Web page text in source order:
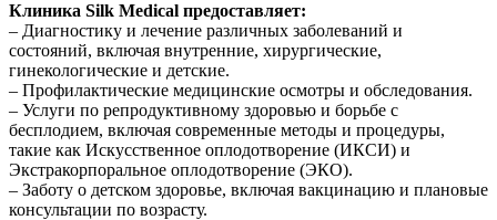
Клиника Silk Medical предоставляет:
– Диагностику и лечение различных заболеваний и
состояний, включая внутренние, хирургические,
гинекологические и детские.
– Профилактические медицинские осмотры и обследования.
– Услуги по репродуктивному здоровью и борьбе с
бесплодием, включая современные методы и процедуры,
такие как Искусственное оплодотворение (ИКСИ) и
Экстракорпоральное оплодотворение (ЭКО).
– Заботу о детском здоровье, включая вакцинацию и плановые
консультации по возрасту.